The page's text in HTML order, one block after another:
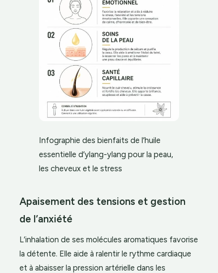
Infographie des bienfaits de l’huile
essentielle d’ylang-ylang pour la peau,
les cheveux et le stress
Apaisement des tensions et gestion
de l’anxiété
L’inhalation de ses molécules aromatiques favorise
la détente. Elle aide à ralentir le rythme cardiaque
et à abaisser la pression artérielle dans les